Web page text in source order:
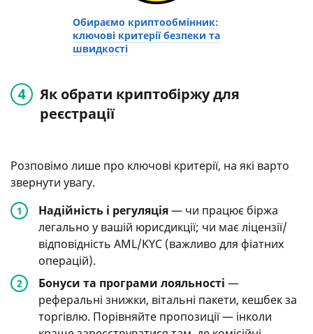
Обираємо криптообмінник:
ключові критерії безпеки та
швидкості
Як обрати криптобіржу для
реєстрації
Розповімо лише про ключові критерії, на які варто
звернути увагу.
Надійність і регуляція— чи працює біржа
легально у вашій юрисдикції; чи має ліцензії/
відповідність AML/KYC (важливо для фіатних
операцій).
Бонуси та програми лояльності —
реферальні знижки, вітальні пакети, кешбек за
торгівлю. Порівняйте пропозиції — інколи